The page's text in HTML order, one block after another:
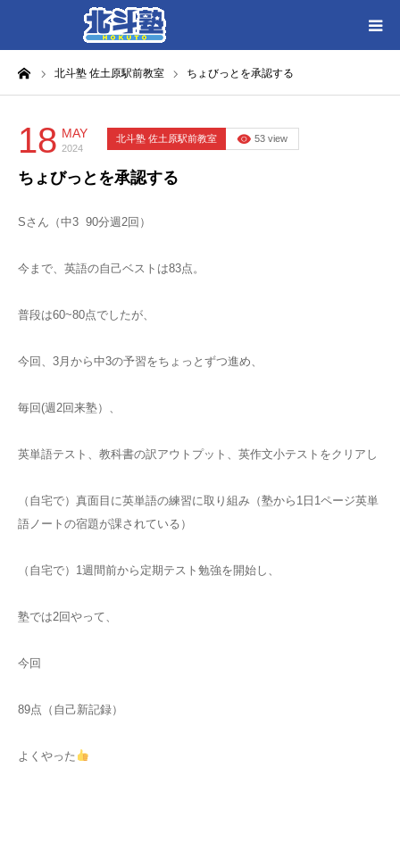
北斗塾 佐土原駅前教室 ちょびっとを承認する
18 MAY
2024
北斗塾 佐土原駅前教室 53 view
ちょびっとを承認する
Sさん（中3 90分週2回）
今まで、英語の自己ベストは83点。
普段は60~80点でしたが、
今回、3月から中3の予習をちょっとずつ進め、
毎回(週2回来塾）、
英単語テスト、教科書の訳アウトプット、英作文小テストをクリアし
（自宅で）真面目に英単語の練習に取り組み（塾から1日1ページ英単
語ノートの宿題が課されている）
（自宅で）1週間前から定期テスト勉強を開始し、
塾では2回やって、
今回
89点（自己新記録）
よくやった
HOME
各教室別に記事を見る
北斗塾／教室一覧
お問い合わせ